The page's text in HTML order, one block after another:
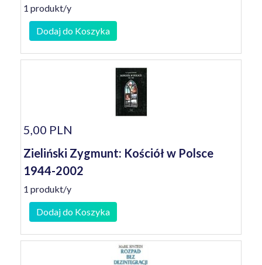
1 produkt/y
Dodaj do Koszyka
5,00 PLN
Zieliński Zygmunt: Kościół w Polsce
1944-2002
1 produkt/y
Dodaj do Koszyka